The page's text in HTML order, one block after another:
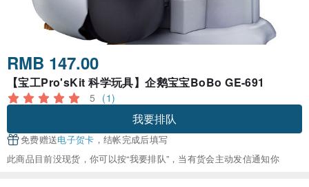
RMB 147.00
【宝工Pro'sKit 科学玩具】企鹅宝宝BoBo GE-691
5 (1)
我要排队
免费赠送电子贺卡 ，结帐完成后填写
此商品目前没现货，你可以按“我要排队”，当有货会主动发信通知你